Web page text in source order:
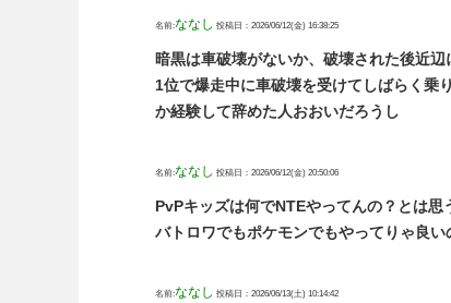
名前:ななし 投稿日：2026/06/12(金) 16:38:25
暗黒は車破壊がないか、破壊された後近
1位で爆走中に車破壊を受けてしばらく乗
か経験して辞めた人おおいだろうし
名前:ななし 投稿日：2026/06/12(金) 20:50:06
PvPキッズは何でNTEやってんの？とは思
バトロワでもポケモンでもやってりゃ良い
名前:ななし 投稿日：2026/06/13(土) 10:14:42